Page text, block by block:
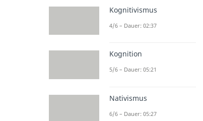
Kognitivismus
4/6 – Dauer: 02:37
Kognition
5/6 – Dauer: 05:21
Nativismus
6/6 – Dauer: 05:27